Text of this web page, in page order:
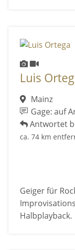
Luis
Mainz
Gage: auf
Antwortet
ca. 74 km
Geiger für
Halbplayback.